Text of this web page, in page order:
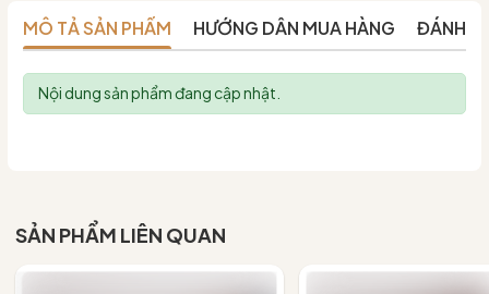
MÔ TẢ SẢN PHẨM HƯỚNG DẪN MUA HÀNG ĐÁNH
Nội dung sản phẩm đang cập nhật.
SẢN PHẨM LIÊN QUAN